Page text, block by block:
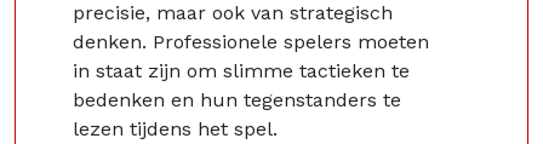
precisie, maar ook van strategisch
denken. Professionele spelers moeten
in staat zijn om slimme tactieken te
bedenken en hun tegenstanders te
lezen tijdens het spel.